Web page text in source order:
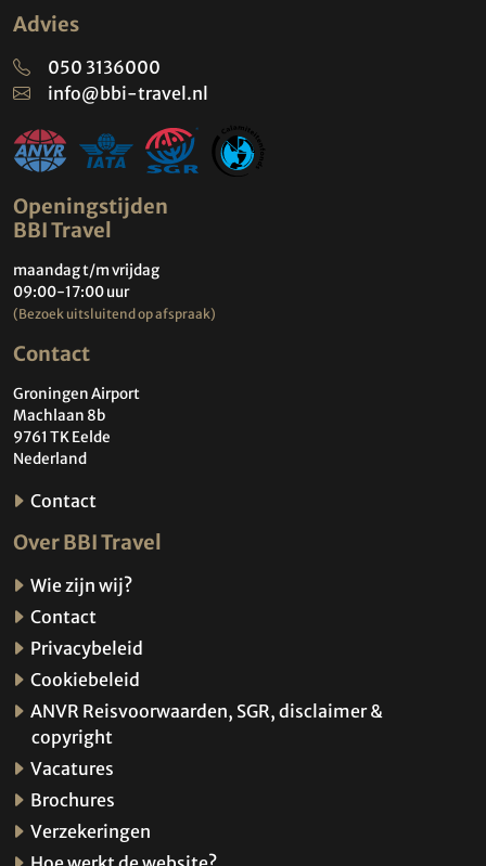
Advies
050 3136000
info@bbi-travel.nl
Openingstijden
BBI Travel
maandag t/m vrijdag
09:00-17:00 uur
(Bezoek uitsluitend op afspraak)
Contact
Groningen Airport
Machlaan 8b
9761 TK Eelde
Nederland
Contact
Over BBI Travel
Wie zijn wij?
Contact
Privacybeleid
Cookiebeleid
ANVR Reisvoorwaarden, SGR, disclaimer &
copyright
Vacatures
Brochures
Verzekeringen